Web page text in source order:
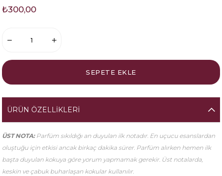
₺300,00
ÜRÜN ÖZELLIKLERI
ÜST NOTA:Parfüm sıkıldığı an duyulan ilk notadır. En uçucu esanslardan
oluştuğu için etkisi ancak birkaç dakika sürer. Parfüm alırken hemen ilk
başta duyulan kokuya göre yorum yapmamak gerekir. Üst notalarda,
keskin ve çabuk buharlaşan kokular kullanılır.